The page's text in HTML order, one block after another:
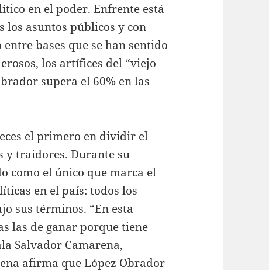
en el poder. Enfrente está
los asuntos públicos y con
bases que se han sentido
los artífices del “viejo
supera el 60% en las
el primero en dividir el
y traidores. Durante su
como el único que marca el
en el país: todos los
sus términos. “En esta
las de ganar porque tiene
Salvador Camarena,
afirma que López Obrador